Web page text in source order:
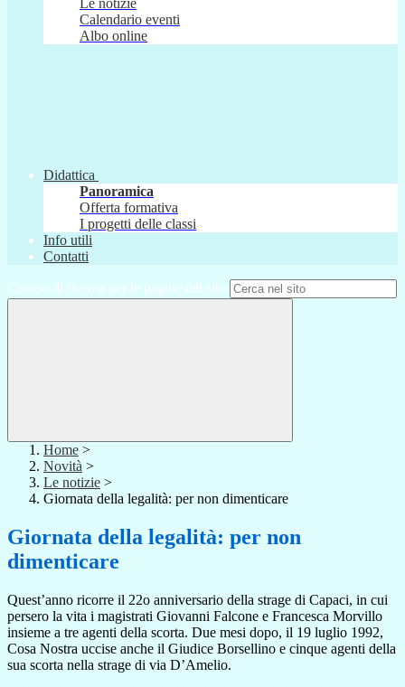
Le notizie
Calendario eventi
Albo online
Didattica
Panoramica
Offerta formativa
I progetti delle classi
Info utili
Contatti
Campo di ricerca per le pagine del sito
Home >
Novità >
Le notizie >
Giornata della legalità: per non dimenticare
Giornata della legalità: per non
dimenticare
Quest’anno ricorre il 22o anniversario della strage di Capaci, in cui
persero la vita i magistrati Giovanni Falcone e Francesca Morvillo
insieme a tre agenti della scorta. Due mesi dopo, il 19 luglio 1992,
Cosa Nostra uccise anche il Giudice Borsellino e cinque agenti della
sua scorta nella strage di via D’Amelio.